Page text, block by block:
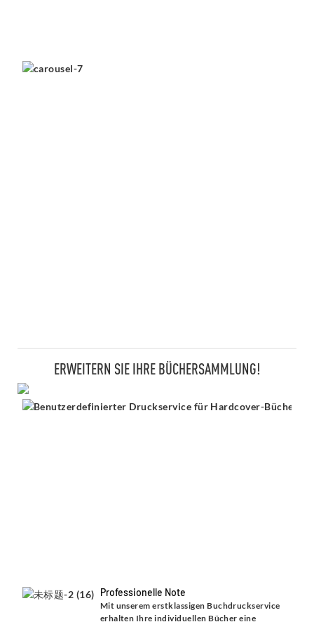
ERWEITERN SIE IHRE BÜCHERSAMMLUNG!
Professionelle Note
Mit unserem erstklassigen Buchdruckservice
erhalten Ihre individuellen Bücher eine